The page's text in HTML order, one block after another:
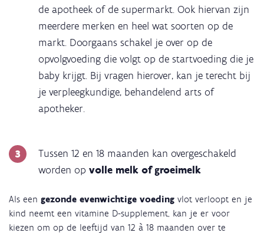
de apotheek of de supermarkt. Ook hiervan zijn
meerdere merken en heel wat soorten op de
markt. Doorgaans schakel je over op de
opvolgvoeding die volgt op de startvoeding die je
baby krijgt. Bij vragen hierover, kan je terecht bij
je verpleegkundige, behandelend arts of
apotheker.
Tussen 12 en 18 maanden kan overgeschakeld
worden op volle melk of groeimelk
Als een gezonde evenwichtige voeding vlot verloopt en je
kind neemt een vitamine D-supplement, kan je er voor
kiezen om op de leeftijd van 12 à 18 maanden over te